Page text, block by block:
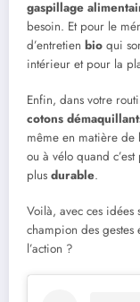
gaspillage
besoin. Et pour le
d’entretien bio qui
intérieur et pour la
Enfin, dans votre
cotons
même en matière de
ou à vélo quand
plus durable.
Voilà, avec ces
champion des
l’action ?